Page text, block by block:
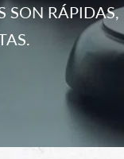
SON RÁPIDAS,